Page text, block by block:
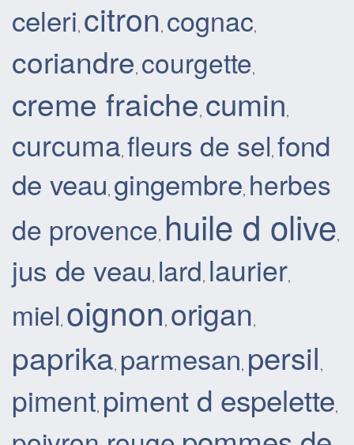
celeri, citron , cognac,
coriandre, courgette,
creme fraiche, cumin,
curcuma, fleurs de sel, fond
de veau, gingembre, herbes
de provence, huile d olive,
jus de veau, lard, laurier,
miel, oignon , origan,
paprika, parmesan, persil ,
piment, piment d espelette,